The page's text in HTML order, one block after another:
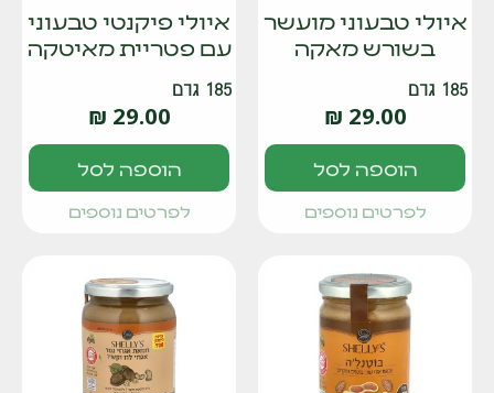
איולי טבעוני מועשר
בשורש מאקה
185 גרם
29.00
₪
הוספה לסל
לפרטים נוספים
איולי פיקנטי טבעוני
עם פטריית מאיטקה
185 גרם
29.00
₪
הוספה לסל
לפרטים נוספים